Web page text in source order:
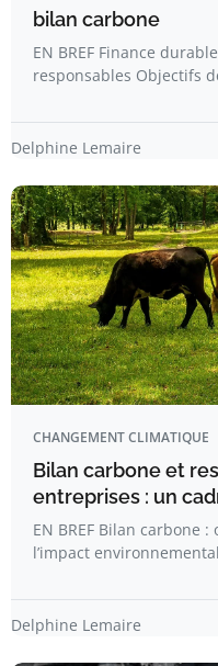
bilan carbone
EN BREF Finance
responsables Objectifs
Delphine Lemaire
CHANGEMENT CLIMATIQUE
Bilan carbone et
entreprises : un
EN BREF Bilan carbone
l’impact
Delphine Lemaire